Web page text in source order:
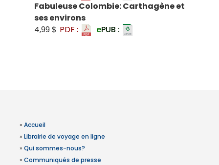
Fabuleuse Colombie: Carthagène et
ses environs
4,99 $ PDF : ePUB :
» Accueil
» Librairie de voyage en ligne
» Qui sommes-nous?
» Communiqués de presse